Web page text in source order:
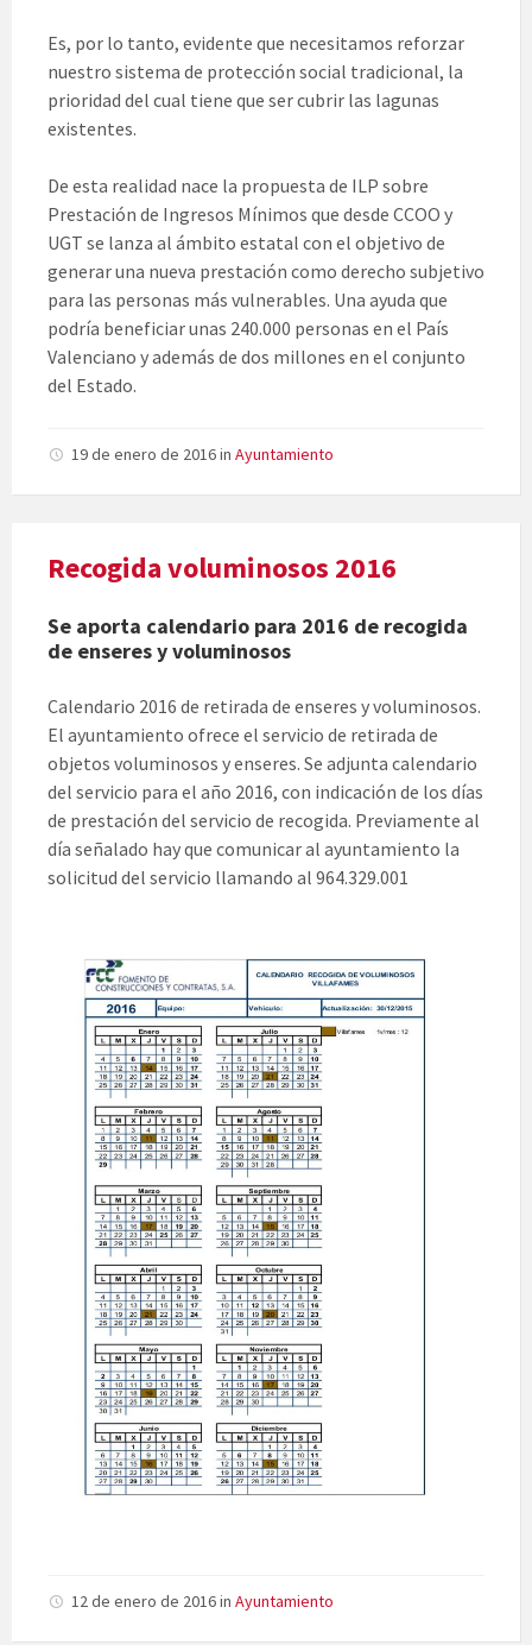
Es, por lo tanto, evidente que necesitamos reforzar
nuestro sistema de protección social tradicional, la
prioridad del cual tiene que ser cubrir las lagunas
existentes.
De esta realidad nace la propuesta de ILP sobre
Prestación de Ingresos Mínimos que desde CCOO y
UGT se lanza al ámbito estatal con el objetivo de
generar una nueva prestación como derecho subjetivo
para las personas más vulnerables. Una ayuda que
podría beneficiar unas 240.000 personas en el País
Valenciano y además de dos millones en el conjunto
del Estado.
19 de enero de 2016in Ayuntamiento
Recogida voluminosos 2016
Se aporta calendario para 2016 de recogida
de enseres y voluminosos
Calendario 2016 de retirada de enseres y voluminosos.
El ayuntamiento ofrece el servicio de retirada de
objetos voluminosos y enseres. Se adjunta calendario
del servicio para el año 2016, con indicación de los días
de prestación del servicio de recogida. Previamente al
día señalado hay que comunicar al ayuntamiento la
solicitud del servicio llamando al 964.329.001
12 de enero de 2016in Ayuntamiento